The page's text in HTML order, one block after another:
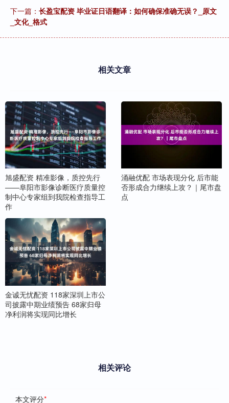
下一篇： 长盈宝配资 毕业证日语翻译：如何确保准确无误？_原文
_文化_格式
相关文章
旭盛配资 精准影像，质控先行
——阜阳市影像诊断医疗质量控
制中心专家组到我院检查指导工
作
涌融优配 市场表现分化 后市能
否形成合力继续上攻？｜尾市盘
点
金诚无忧配资 118家深圳上市公
司披露中期业绩预告 68家归母
净利润将实现同比增长
相关评论
本文评分*